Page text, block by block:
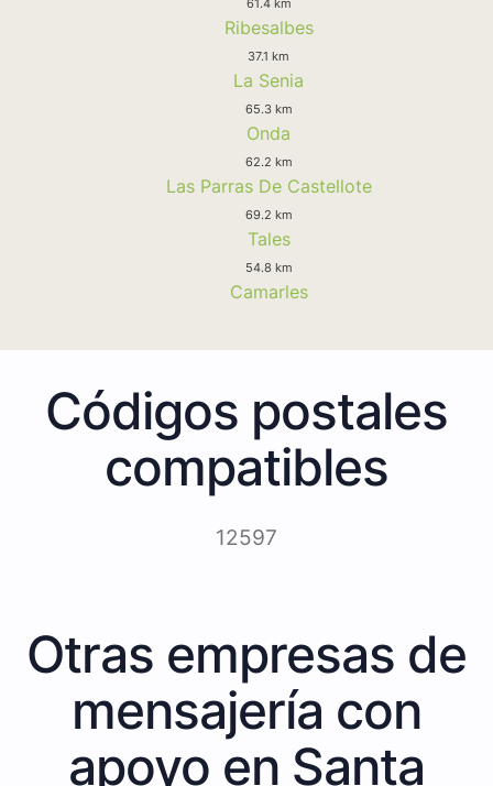
Ribesalbes
37.1 km
La Senia
65.3 km
Onda
62.2 km
Las Parras De Castellote
69.2 km
Tales
54.8 km
Camarles
Códigos postales
compatibles
12597
Otras empresas de
mensajería con
apoyo en Santa